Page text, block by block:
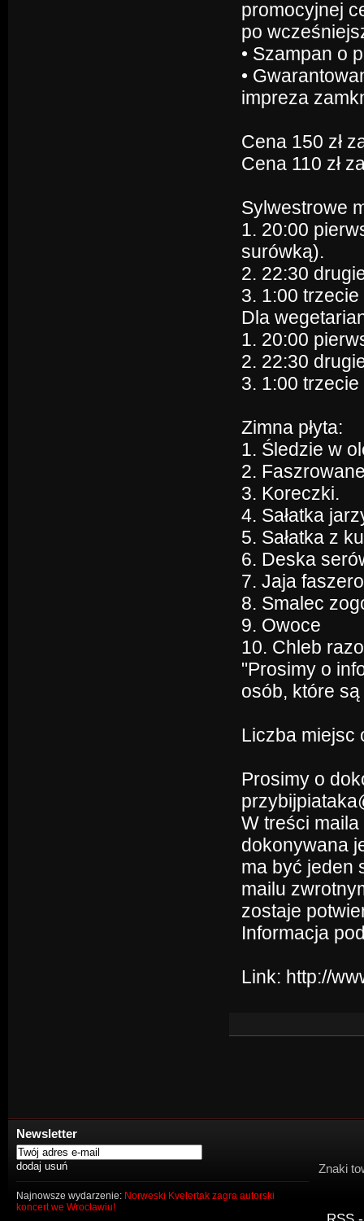
promocyjnej
po
• Szampan o
•
impreza
Cena 150 zł
Cena 110 zł
Sylwestrowe
1. 20:00
surówką).
2. 22:30
3. 1:00
Dla
1. 20:00
2. 22:30
3. 1:00
Zimna płyta:
1. Śledzie w
2.
3. Koreczki.
4. Sałatka
5. Sałatka z
6. Deska
7. Jaja
8. Smalec
9. Owoce
10. Chleb
"Prosimy o
osób, które
Liczba miejsc
Prosimy o
W treści
dokonywana
ma być jeden
mailu
zostaje
Informacja
Link: http://
Newsletter
Najnowsze wydarzenie: Norweski Kvelertak zagra autorski
koncert we Wrocławiu!
Znaki